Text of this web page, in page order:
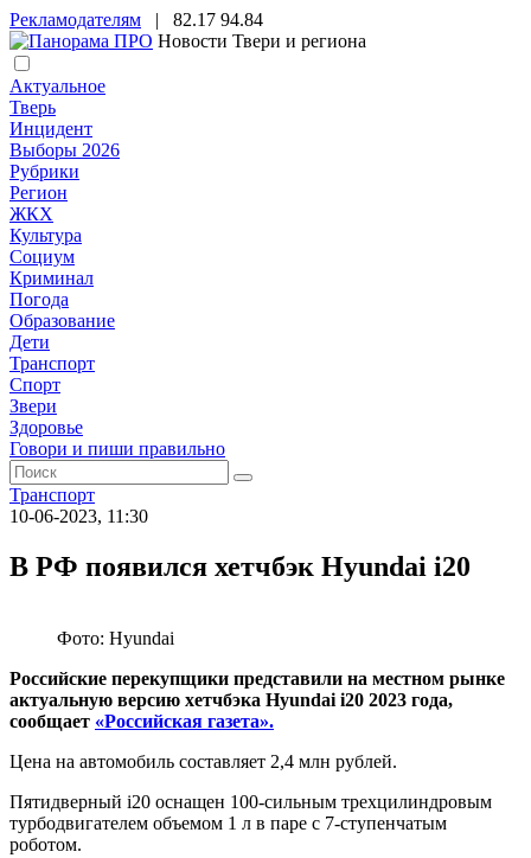
Рекламодателям | 82.17 94.84
Новости Твери и региона
Актуальное
Тверь
Инцидент
Выборы 2026
Рубрики
Регион
ЖКХ
Культура
Социум
Криминал
Погода
Образование
Дети
Транспорт
Спорт
Звери
Здоровье
Говори и пиши правильно
Транспорт
10-06-2023, 11:30
В РФ появился хетчбэк Hyundai i20
Фото: Hyundai
Российские перекупщики представили на местном рынке
актуальную версию хетчбэка Hyundai i20 2023 года,
сообщает «Российская газета».
Цена на автомобиль составляет 2,4 млн рублей.
Пятидверный i20 оснащен 100-сильным трехцилиндровым
турбодвигателем объемом 1 л в паре с 7-ступенчатым
роботом.